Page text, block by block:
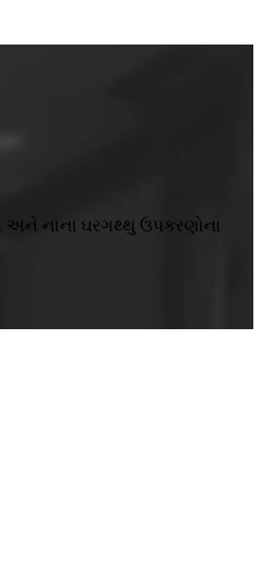
અને નાના ઘરગથ્થુ ઉપકરણોના